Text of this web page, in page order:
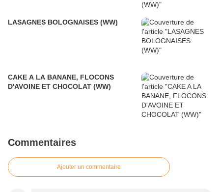
LASAGNES BOLOGNAISES (WW)
CAKE A LA BANANE, FLOCONS
D'AVOINE ET CHOCOLAT (WW)
Commentaires
Ajouter un commentaire